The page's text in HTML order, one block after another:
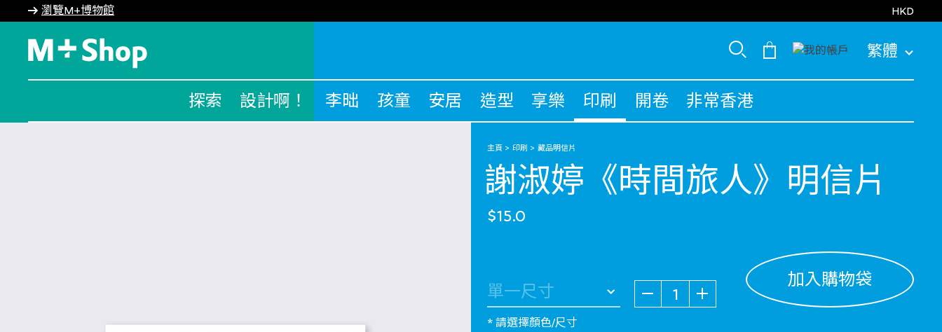
瀏覽M+博物館 HKD
繁體
探索 設計啊！ 李昢 孩童 安居 造型 享樂 印刷 開卷 非常香港
主頁 印刷 藏品明信片
謝淑婷《時間旅人》明信片
$15.0
加入購物袋
* 請選擇顏色/尺寸